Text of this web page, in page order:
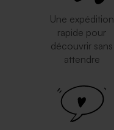
Une expédition
rapide pour
découvrir sans
attendre